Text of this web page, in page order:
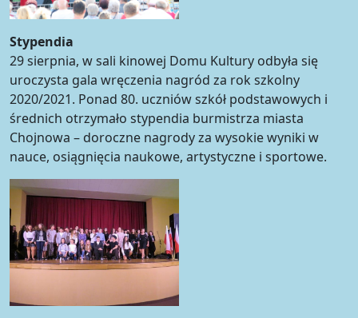
Stypendia
29 sierpnia, w sali kinowej Domu Kultury odbyła się
uroczysta gala wręczenia nagród za rok szkolny
2020/2021. Ponad 80. uczniów szkół podstawowych i
średnich otrzymało stypendia burmistrza miasta
Chojnowa – doroczne nagrody za wysokie wyniki w
nauce, osiągnięcia naukowe, artystyczne i sportowe.